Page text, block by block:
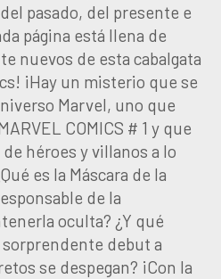
pasado, del presente e
página está llena de
nuevos de esta cabalgata
¡Hay un misterio que se
Marvel, uno que
COMICS # 1 y que
héroes y villanos a lo
es la Máscara de la
de la
oculta? ¿Y qué
debut a
se despegan? ¡Con la